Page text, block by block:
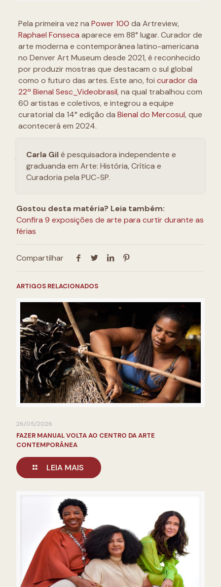
Pela primeira vez na Power 100 da Artreview,
Raphael Fonseca aparece em 88° lugar. Curador de
arte moderna e contemporânea latino-americana
no Denver Art Museum desde 2021, é reconhecido
por produzir mostras que destacam o sul global
como o futuro das artes. Este ano, foi curador da
22ª Bienal Sesc_Videobrasil, na qual trabalhou com
60 artistas e coletivos, e integrou a equipe
curatorial da 14° edição da Bienal do Mercosul, que
acontecerá em 2024.
Carla Gilé pesquisadora independente e
graduanda em Arte: História, Crítica e
Curadoria pela PUC-SP.
Gostou desta matéria? Leia também:
Confira 9 exposições de arte para curtir durante as
férias
Compartilhar
ARTIGOS RELACIONADOS
26/05/2026
FAZER MANUAL VOLTA AO CENTRO DA ARTE
CONTEMPORÂNEA
LEIA MAIS